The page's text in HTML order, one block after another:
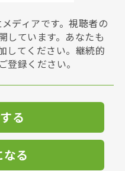
ディアです。視聴者の
しています。あなたも
してください。継続的
登録ください。
る
る